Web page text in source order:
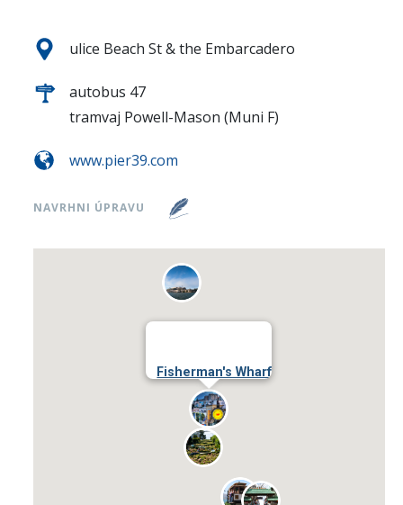
ulice Beach St & the Embarcadero
autobus 47
tramvaj Powell-Mason (Muni F)
www.pier39.com
NAVRHNI ÚPRAVU
Fisherman's Wharf